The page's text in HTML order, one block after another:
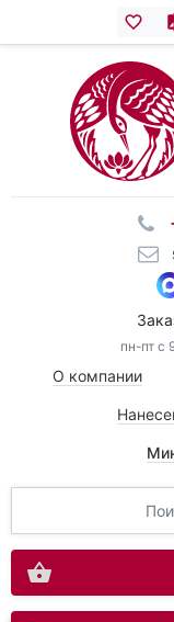
пн-пт с
О компании